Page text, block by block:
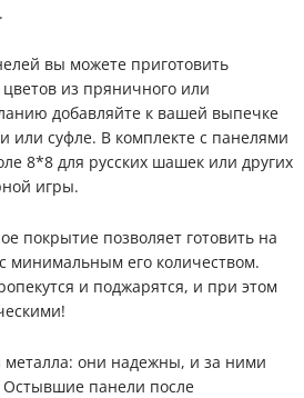
.
вы можете приготовить
из пряничного или
добавляйте к вашей выпечке
или суфле. В комплекте с панелями
8*8 для русских шашек или других
игры.
покрытие позволяет готовить на
минимальным его количеством.
и поджарятся, и при этом
металла: они надежны, и за ними
Остывшие панели после